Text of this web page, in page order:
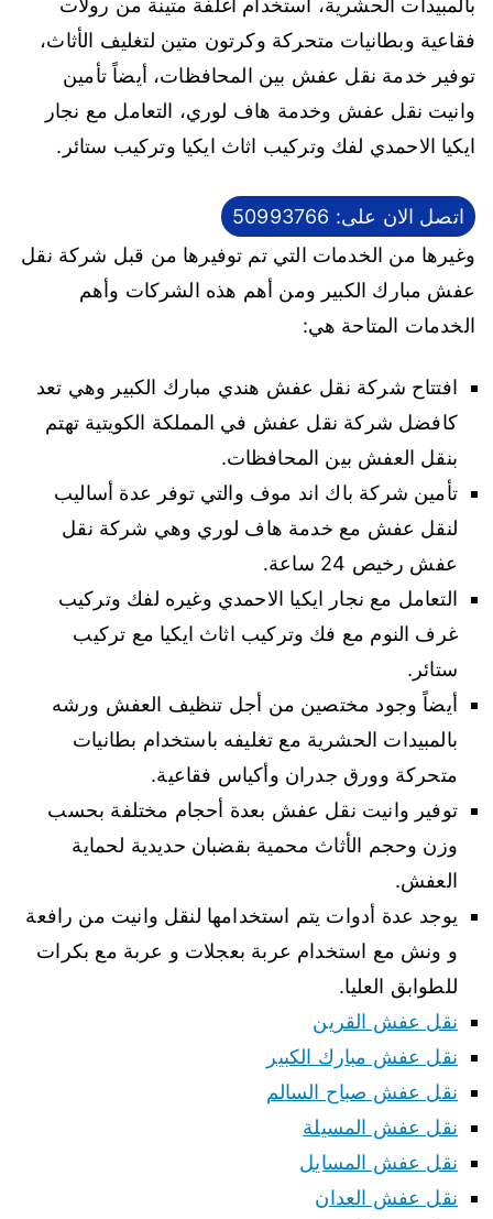
فقاعية وبطانيات متحركة وكرتون متين لتغليف الأثاث،
توفير خدمة نقل عفش بين المحافظات، أيضاً تأمين
وانيت نقل عفش وخدمة هاف لوري، التعامل مع نجار
ايكيا الاحمدي لفك وتركيب اثاث ايكيا وتركيب ستائر.
اتصل الان على: 50993766
وغيرها من الخدمات التي تم توفيرها من قبل شركة نقل
عفش مبارك الكبير ومن أهم هذه الشركات وأهم
الخدمات المتاحة هي:
افتتاح شركة نقل عفش هندي مبارك الكبير وهي تعد
كافضل شركة نقل عفش في المملكة الكويتية تهتم
بنقل العفش بين المحافظات.
تأمين شركة باك اند موف والتي توفر عدة أساليب
لنقل عفش مع خدمة هاف لوري وهي شركة نقل
عفش رخيص 24 ساعة.
التعامل مع نجار ايكيا الاحمدي وغيره لفك وتركيب
غرف النوم مع فك وتركيب اثاث ايكيا مع تركيب
ستائر.
أيضاً وجود مختصين من أجل تنظيف العفش ورشه
بالمبيدات الحشرية مع تغليفه باستخدام بطانيات
متحركة وورق جدران وأكياس فقاعية.
توفير وانيت نقل عفش بعدة أحجام مختلفة بحسب
وزن وحجم الأثاث محمية بقضبان حديدية لحماية
العفش.
يوجد عدة أدوات يتم استخدامها لنقل وانيت من رافعة
و ونش مع استخدام عربة بعجلات و عربة مع بكرات
للطوابق العليا.
نقل عفش القرين
نقل عفش مبارك الكبير
نقل عفش صباح السالم
نقل عفش المسيلة
نقل عفش المسايل
نقل عفش العدان